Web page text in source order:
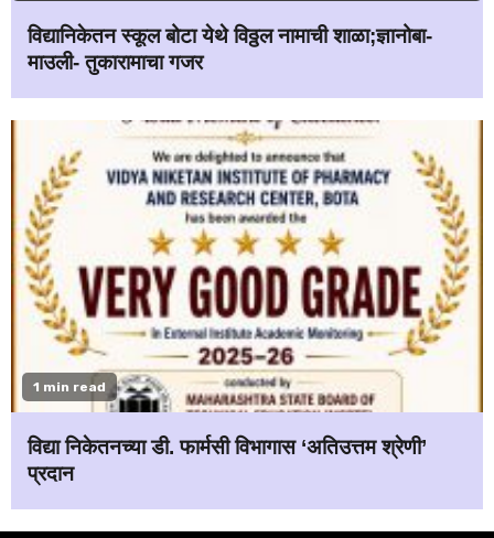
विद्यानिकेतन स्कूल बोटा येथे विठ्ठल नामाची शाळा;ज्ञानोबा-
माउली- तुकारामाचा गजर
1 min read
विद्या निकेतनच्या डी. फार्मसी विभागास ‘अतिउत्तम श्रेणी’
प्रदान